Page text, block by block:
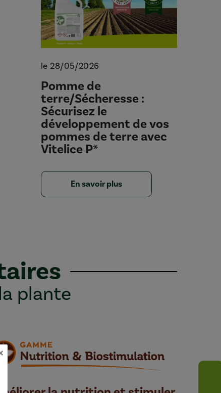
le 28/05/2026
Pomme de
terre/Sécheresse :
Sécurisez le
développement de vos
pommes de terre avec
Vitelice P*
En savoir plus
plante